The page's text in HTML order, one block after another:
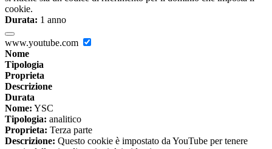
cookie.
Durata: 1 anno
www.youtube.com
Nome
Tipologia
Proprieta
Descrizione
Durata
Nome: YSC
Tipologia: analitico
Proprieta: Terza parte
Descrizione: Questo cookie è impostato da YouTube per tenere